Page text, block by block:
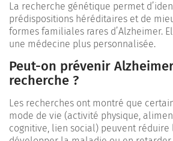
La recherche génétique permet
prédispositions héréditaires et de
formes familiales rares d’Alzheimer.
une médecine plus personnalisée.
Peut-on prévenir
recherche ?
Les recherches ont montré que
mode de vie (activité physique,
cognitive, lien social) peuvent réduire